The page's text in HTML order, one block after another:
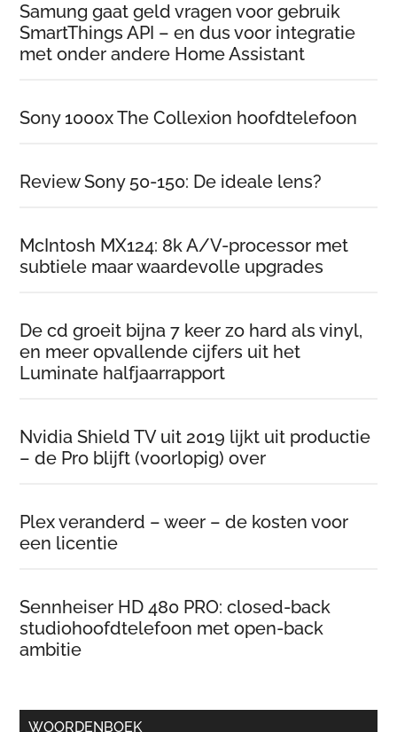
Samung gaat geld vragen voor gebruik
SmartThings API – en dus voor integratie
met onder andere Home Assistant
Sony 1000x The Collexion hoofdtelefoon
Review Sony 50-150: De ideale lens?
McIntosh MX124: 8k A/V-processor met
subtiele maar waardevolle upgrades
De cd groeit bijna 7 keer zo hard als vinyl,
en meer opvallende cijfers uit het
Luminate halfjaarrapport
Nvidia Shield TV uit 2019 lijkt uit productie
– de Pro blijft (voorlopig) over
Plex veranderd – weer – de kosten voor
een licentie
Sennheiser HD 480 PRO: closed-back
studiohoofdtelefoon met open-back
ambitie
WOORDENBOEK